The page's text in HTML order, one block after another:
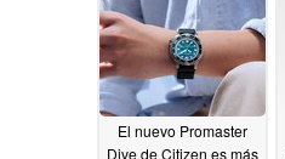
El nuevo Promaster
Dive de Citizen es más